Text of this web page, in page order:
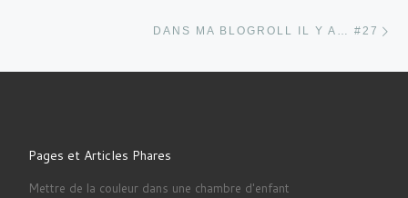
DANS MA BLOGROLL IL Y A… #27
Pages et Articles Phares
Mettre de la couleur dans une chambre d'enfant